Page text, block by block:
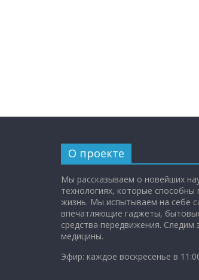
О проекте
Мы рассказываем о новейших
технологиях, которые
жизнь. Мы испытываем на себе
впечатляющие гаджеты,
средства передвижения.
медицины.
Эфир: каждое воскресенье в